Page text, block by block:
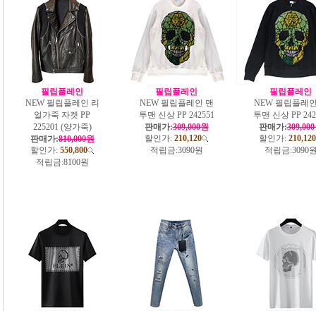
필립플레인
NEW 필립플레인 리
얼가죽 자켓 PP
225201 (양가죽)
판매가:810,000원
할인가: 550,800
적립금:8100원
필립플레인
NEW 필립플레인 맨
투맨 신상 PP 242551
판매가:309,000원
할인가: 210,120
적립금:3090원
필립플레인
NEW 필립플레
투맨 신상 PP
판매가:
할인가: 210,120
적립금:3090